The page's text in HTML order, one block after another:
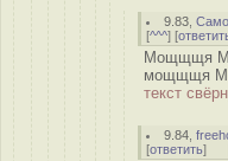
9.83 ,
[^^^] [
Мощщщя
мощщщя
текст
9.84 ,
[ответить]